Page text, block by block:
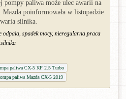
pompy paliwa może ulec awarii na
Mazda poinformowała w listopadzie
silnika.
odpala, spadek mocy, nieregularna praca
paliwa CX-5 KF 2.5 Turbo
paliwa Mazda CX-5 2019